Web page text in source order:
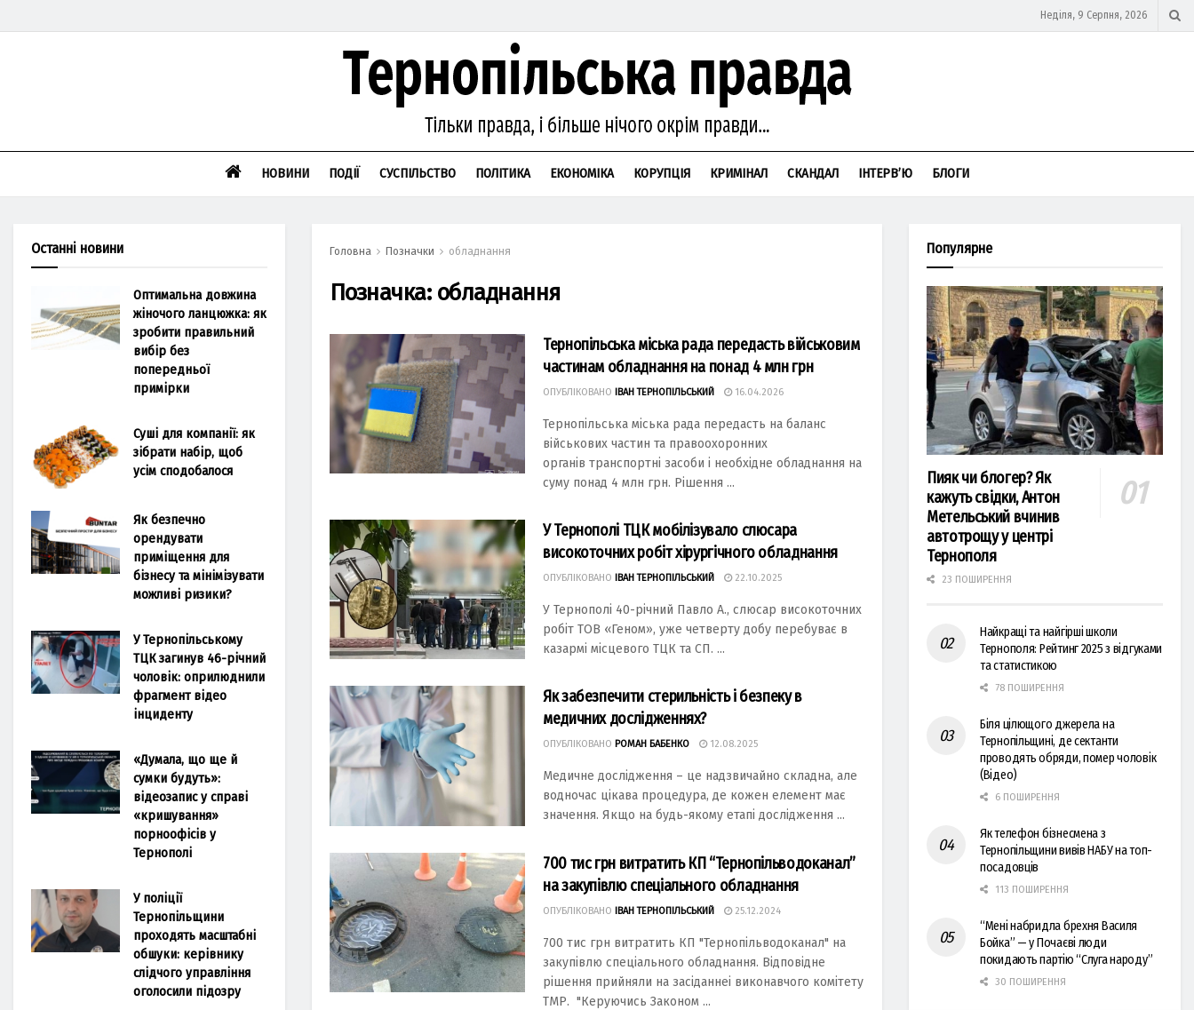
Неділя, 9 Серпня, 2026
НОВИНИ ПОДІЇ СУСПІЛЬСТВО ПОЛІТИКА ЕКОНОМІКА КОРУПЦІЯ КРИМІНАЛ СКАНДАЛ ІНТЕРВ’Ю БЛОГИ
Головна Позначки обладнання
Позначка: обладнання
Тернопільська міська рада передасть військовим
частинам обладнання на понад 4 млн грн
ОПУБЛІКОВАНО ІВАН ТЕРНОПІЛЬСЬКИЙ 16.04.2026
Тернопільська міська рада передасть на баланс
військових частин та правоохоронних
органів транспортні засоби і необхідне обладнання на
суму понад 4 млн грн. Рішення ...
У Тернополі ТЦК мобілізувало слюсара
високоточних робіт хірургічного обладнання
ОПУБЛІКОВАНО ІВАН ТЕРНОПІЛЬСЬКИЙ 22.10.2025
У Тернополі 40-річний Павло А., слюсар високоточних
робіт ТОВ «Геном», уже четверту добу перебуває в
казармі місцевого ТЦК та СП. ...
Як забезпечити стерильність і безпеку в
медичних дослідженнях?
ОПУБЛІКОВАНО РОМАН БАБЕНКО 12.08.2025
Медичне дослідження – це надзвичайно складна, але
водночас цікава процедура, де кожен елемент має
значення. Якщо на будь-якому етапі дослідження ...
700 тис грн витратить КП “Тернопільводоканал”
на закупівлю спеціального обладнання
ОПУБЛІКОВАНО ІВАН ТЕРНОПІЛЬСЬКИЙ 25.12.2024
700 тис грн витратить КП "Тернопільводоканал" на
закупівлю спеціального обладнання. Відповідне
рішення прийняли на засіданнеі виконавчого комітету
ТМР. "Керуючись Законом ...
Останні новини
Оптимальна довжина
жіночого ланцюжка: як
зробити правильний
вибір без
попередньої
примірки
Суші для компанії: як
зібрати набір, щоб
усім сподобалося
Як безпечно
орендувати
приміщення для
бізнесу та мінімізувати
можливі ризики?
У Тернопільському
ТЦК загинув 46-річний
чоловік: оприлюднили
фрагмент відео
інциденту
«Думала, що ще й
сумки будуть»:
відеозапис у справі
«кришування»
порноофісів у
Тернополі
У поліції
Тернопільщини
проходять масштабні
обшуки: керівнику
слідчого управління
оголосили підозру
Популярне
Пияк чи блогер? Як
кажуть свідки, Антон
Метельський вчинив
автотрощу у центрі
Тернополя
23 ПОШИРЕННЯ
Найкращі та найгірші школи
Тернополя: Рейтинг 2025 з відгуками
та статистикою
78 ПОШИРЕННЯ
Біля цілющого джерела на
Тернопільщині, де сектанти
проводять обряди, помер чоловік
(Відео)
6 ПОШИРЕННЯ
Як телефон бізнесмена з
Тернопільщини вивів НАБУ на топ-
посадовців
113 ПОШИРЕННЯ
“Мені набридла брехня Василя
Бойка” — у Почаєві люди
покидають партію “Слуга народу”
30 ПОШИРЕННЯ